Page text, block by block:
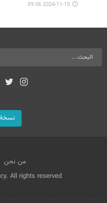
2024-11-15 09:56
من نحن
All rights reserved